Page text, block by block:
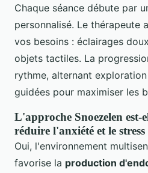
Chaque séance débute par
personnalisé. Le thérapeute
vos besoins : éclairages
objets tactiles. La
rythme, alternant
guidées pour maximiser les
L'approche Snoezelen est-
réduire l'anxiété et le stress
Oui, l'environnement
favorise la production